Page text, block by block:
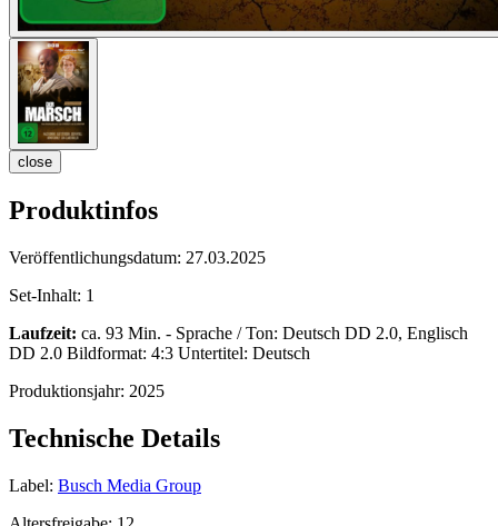
close
Produktinfos
Veröffentlichungsdatum: 27.03.2025
Set-Inhalt: 1
Laufzeit: ca. 93 Min. - Sprache / Ton: Deutsch DD 2.0, Englisch
DD 2.0 Bildformat: 4:3 Untertitel: Deutsch
Produktionsjahr: 2025
Technische Details
Label: Busch Media Group